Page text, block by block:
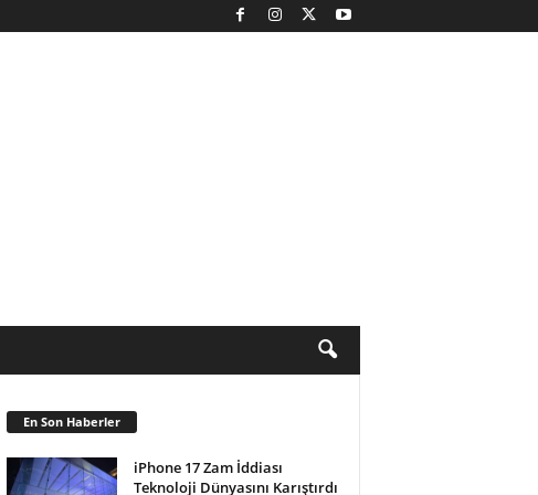
En Son Haberler
iPhone 17 Zam İddiası
Teknoloji Dünyasını Karıştırdı